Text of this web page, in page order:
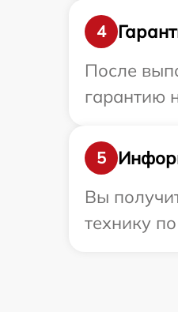
4
После
гарантию
5
Вы
технику